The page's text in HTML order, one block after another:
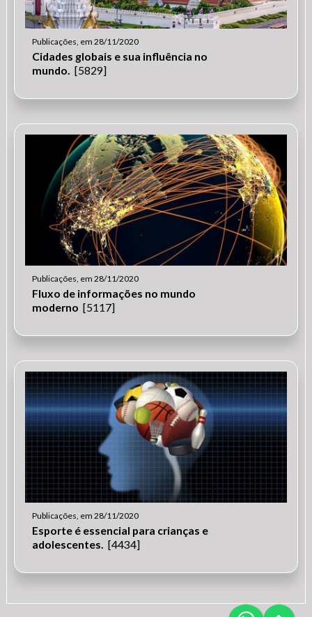
Publicações, em 28/11/2020
Cidades globais e sua influência no
mundo. [5829]
Publicações, em 28/11/2020
Fluxo de informações no mundo
moderno [5117]
Publicações, em 28/11/2020
Esporte é essencial para crianças e
adolescentes. [4434]